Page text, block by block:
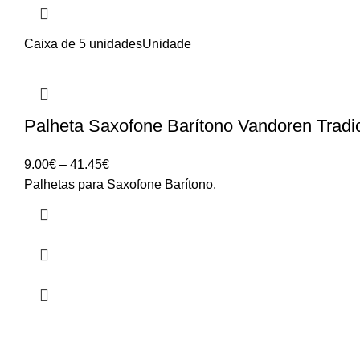
Caixa de 5 unidadesUnidade
Palheta Saxofone Barítono Vandoren
9.00€ – 41.45€Price
range:
Palhetas para Saxofone Barítono.